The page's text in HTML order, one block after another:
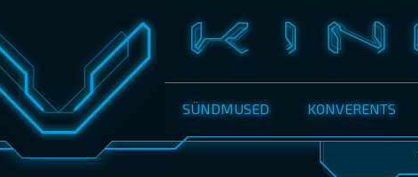
SÜNDMUSED KONVERENTS